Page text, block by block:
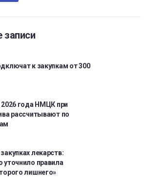
записи
к закупкам от 300
года НМЦК при
рассчитывают по
лекарств:
уточнило правила
лишнего»